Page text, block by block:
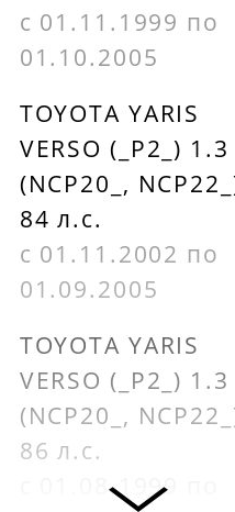
с 01.11.1999 по
01.10.2005
TOYOTA YARIS
VERSO (_P2_) 1.3
(NCP20_,
84 л.с.
с 01.11.2002 по
01.09.2005
TOYOTA YARIS
VERSO (_P2_) 1.3
(NCP20_,
86 л.с.
с 01.08.1999 по